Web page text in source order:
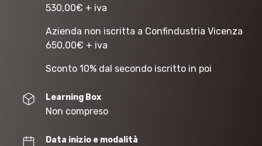
530,00€ + iva
Azienda non iscritta a Confindustria Vicenza
650,00€ + iva
Sconto 10% dal secondo iscritto in poi
Learning Box
Non compreso
Data inizio e modalità